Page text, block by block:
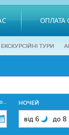
ОПЛАТА
EКСКУРСІЙНІ ТУРИ
НОЧЕЙ